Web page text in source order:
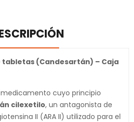
tabletas (Candesartán) – Caja
cuyo principio
cilexetilo, un antagonista de
II (ARA II) utilizado para el